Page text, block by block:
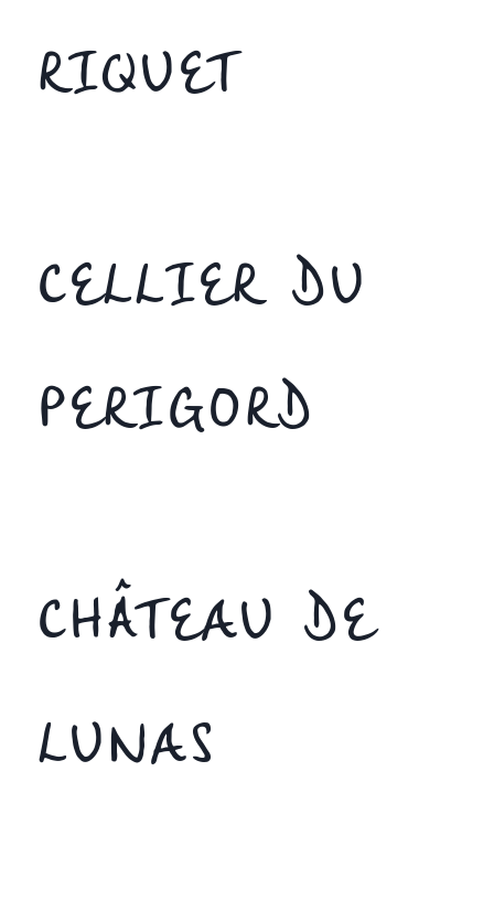
RIQUET
CELLIER DU
PERIGORD
CHÂTEAU DE
LUNAS